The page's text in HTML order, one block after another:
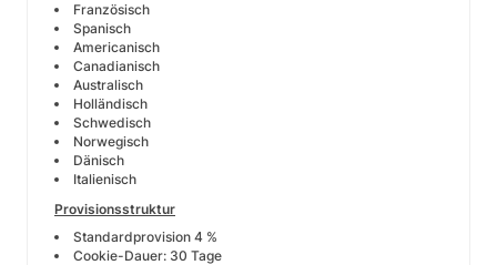
Französisch
Spanisch
Americanisch
Canadianisch
Australisch
Holländisch
Schwedisch
Norwegisch
Dänisch
Italienisch
Provisionsstruktur
Standardprovision 4 %
Cookie-Dauer: 30 Tage